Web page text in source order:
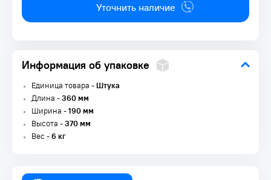
Уточнить наличие
Информация об упаковке
Единица товара -Штука
Длина -360 мм
Ширина -190 мм
Высота -370 мм
Вес -6 кг